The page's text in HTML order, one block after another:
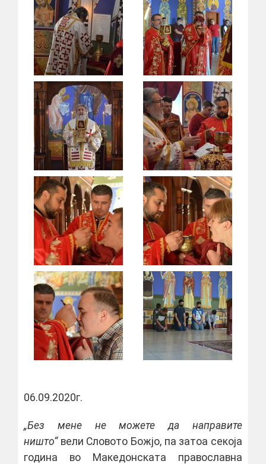
06.09.2020г.
„Без мене не можете да направите
ништо“вели Словото Божјо, па затоа секоја
година во Македонската православна